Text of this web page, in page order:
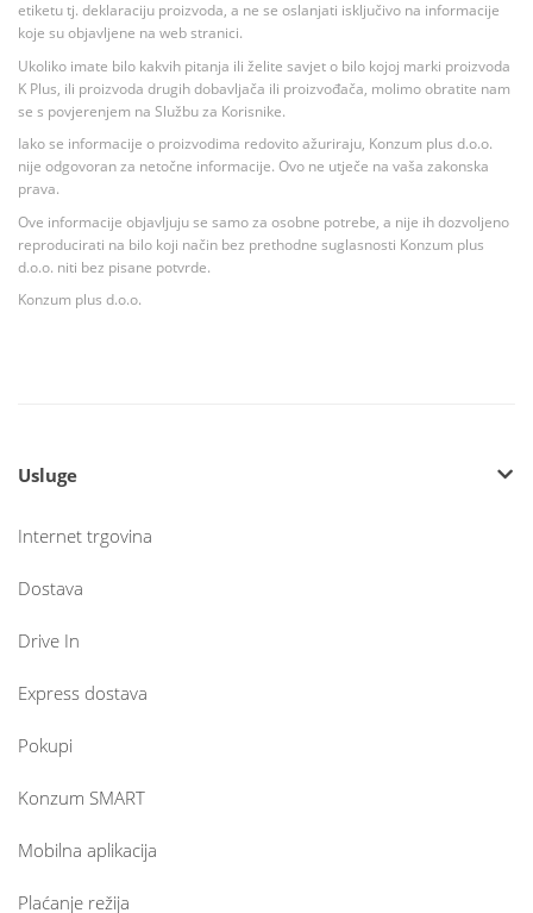
etiketu tj. deklaraciju proizvoda, a ne se oslanjati isključivo na informacije
koje su objavljene na web stranici.
Ukoliko imate bilo kakvih pitanja ili želite savjet o bilo kojoj marki proizvoda
K Plus, ili proizvoda drugih dobavljača ili proizvođača, molimo obratite nam
se s povjerenjem na Službu za Korisnike.
Iako se informacije o proizvodima redovito ažuriraju, Konzum plus d.o.o.
nije odgovoran za netočne informacije. Ovo ne utječe na vaša zakonska
prava.
Ove informacije objavljuju se samo za osobne potrebe, a nije ih dozvoljeno
reproducirati na bilo koji način bez prethodne suglasnosti Konzum plus
d.o.o. niti bez pisane potvrde.
Konzum plus d.o.o.
Usluge
Internet trgovina
Dostava
Drive In
Express dostava
Pokupi
Konzum SMART
Mobilna aplikacija
Plaćanje režija